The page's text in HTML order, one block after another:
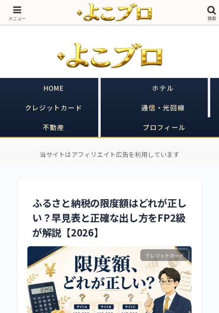
売る側に20年いた私が、買う側のあなたの味方をする｜ヒルトン×クレカ×不
動産
HOME
ホテル
クレジットカード
通信・光回線
不動産
プロフィール
当サイトはアフィリエイト広告を利用しています
ふるさと納税の限度額はどれが正し
い？早見表と正確な出し方をFP2級
が解説【2026】
クレジットカード
メニュー 検索